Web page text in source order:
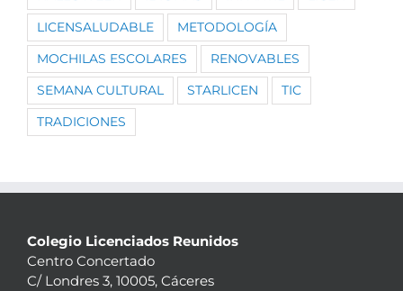
LICENSALUDABLE METODOLOGÍA
MOCHILAS ESCOLARES RENOVABLES
SEMANA CULTURAL STARLICEN TIC
TRADICIONES
Colegio Licenciados Reunidos
Centro Concertado
C/ Londres 3, 10005, Cáceres